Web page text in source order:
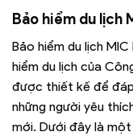
Bảo hiểm du lịch
Bảo hiểm du lịch
hiểm du lịch của
được thiết kế để
những người yêu
mới. Dưới đây là